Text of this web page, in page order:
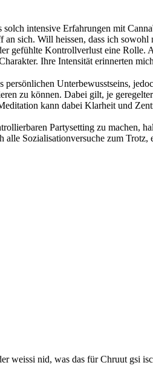
intensive Erfahrungen mit
sich. Will heissen, dass ich
gefühlte Kontrollverlust eine
Ihre Intensität erinnerten
Unterbewusstseins,
zu können. Dabei gilt, je
kann dabei Klarheit und
Partysetting zu machen,
Sozialisationversuche zum
weissi nid, was das für Chruut gsi